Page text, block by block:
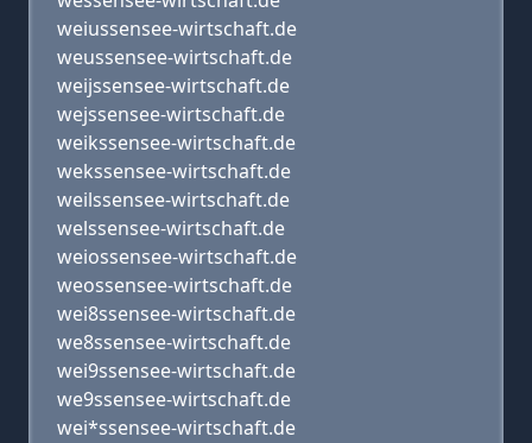
weiussensee-wirtschaft.de
weussensee-wirtschaft.de
weijssensee-wirtschaft.de
wejssensee-wirtschaft.de
weikssensee-wirtschaft.de
wekssensee-wirtschaft.de
weilssensee-wirtschaft.de
welssensee-wirtschaft.de
weiossensee-wirtschaft.de
weossensee-wirtschaft.de
wei8ssensee-wirtschaft.de
we8ssensee-wirtschaft.de
wei9ssensee-wirtschaft.de
we9ssensee-wirtschaft.de
wei*ssensee-wirtschaft.de